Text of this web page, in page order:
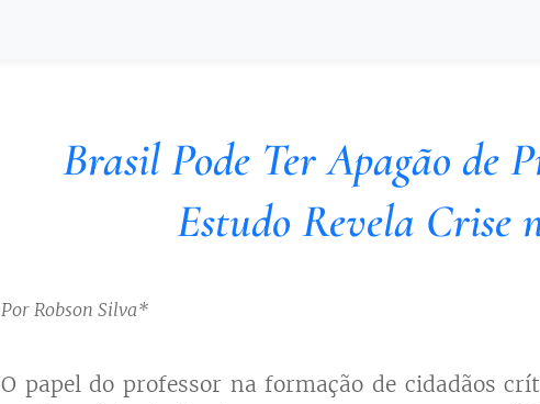
Brasil Pode Ter Apagão de
Estudo Revela Crise
Por Robson Silva*
O papel do professor na formação de cidadãos